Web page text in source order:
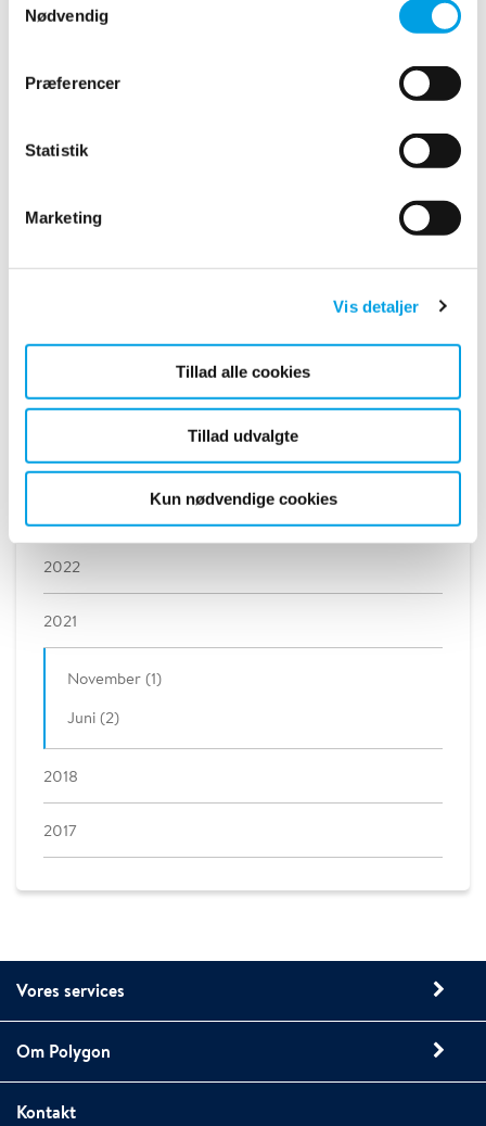
Nødvendig
Præferencer
Statistik
Marketing
Vis detaljer
Tillad alle cookies
Tillad udvalgte
Kun nødvendige cookies
AB (Polygonvatro, Skanderborg og Roskilde).
LÆS MERE
2026
2025
2022
2021
November (1)
Juni (2)
2018
2017
Vores services
Om Polygon
Kontakt